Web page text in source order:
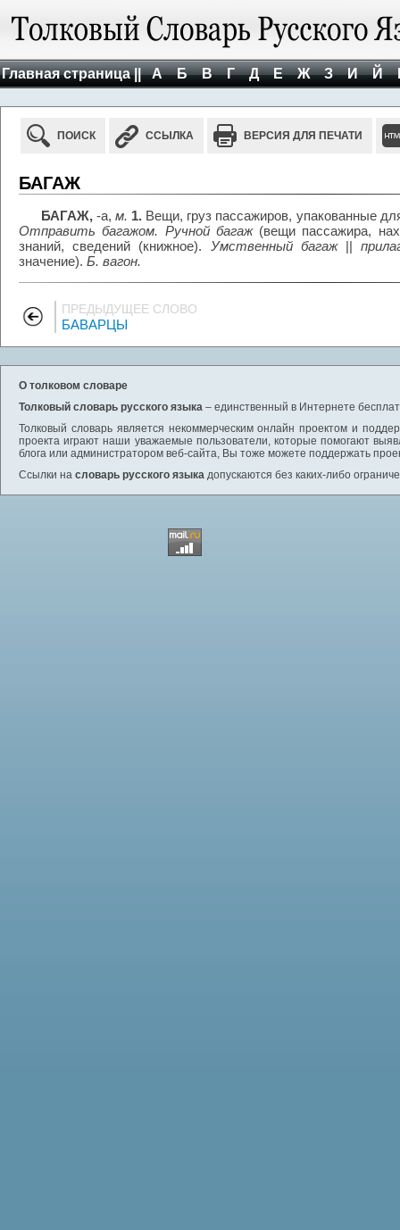
Главная страница || А Б В Г Д Е Ж З И Й
ПОИСК ССЫЛКА ВЕРСИЯ ДЛЯ ПЕЧАТИ
БАГАЖ
БАГАЖ, -а,м. 1. Вещи, груз пассажиров, упакованные
Отправить багажом. Ручной багаж (вещи пассажира,
знаний, сведений (книжное). Умственный багаж||
значение). Б. вагон.
ПРЕДЫДУЩЕЕ СЛОВО
БАВАРЦЫ
О толковом словаре
Толковый словарь русского языка – единственный в Интернете
Толковый словарь является некоммерческим онлайн проектом и
проекта играют наши уважаемые пользователи, которые помогают
блога или администратором веб-сайта, Вы тоже можете поддержать
Ссылки на словарь русского языка допускаются без каких-либо